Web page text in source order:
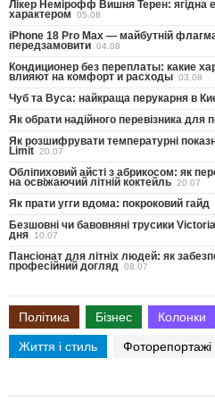
Лікер Немірофф Вишня Терен: ягідна
характером 05.08
iPhone 18 Pro Max — майбутній
передзамовити 04.08
Кондиционер без переплаты: какие
влияют на комфорт и расходы 03.08
Чуб та Вуса: найкраща перукарня в
Як обрати надійного перевізника для
Як розшифрувати температурні
Limit 20.07
Обліпиховий айсті з абрикосом: як
на освіжаючий літній коктейль 20.07
Як прати угги вдома: покроковий гайд
Безшовні чи бавовняні трусики
дня 10.07
Пансіонат для літніх людей: як
професійний догляд 08.07
Політика Бізнес Колонки
Життя і стиль Фоторепортажі